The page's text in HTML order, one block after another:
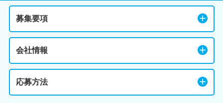
募集要項
会社情報
応募方法